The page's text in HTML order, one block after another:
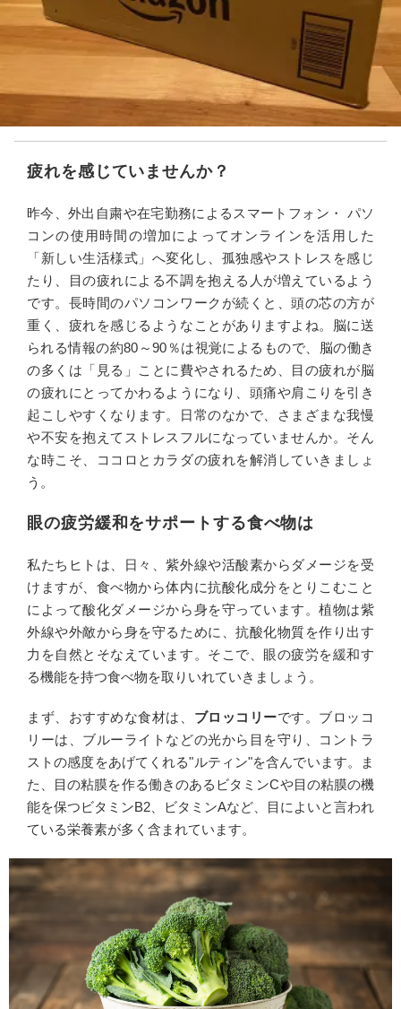
疲れを感じていませんか？
昨今、外出自粛や在宅勤務によるスマートフォン・ パソ
コンの使用時間の増加によってオンラインを活用した
「新しい生活様式」へ変化し、孤独感やストレスを感じ
たり、目の疲れによる不調を抱える人が増えているよう
です。長時間のパソコンワークが続くと、頭の芯の方が
重く、疲れを感じるようなことがありますよね。脳に送
られる情報の約80～90％は視覚によるもので、脳の働き
の多くは「見る」ことに費やされるため、目の疲れが脳
の疲れにとってかわるようになり、頭痛や肩こりを引き
起こしやすくなります。日常のなかで、さまざまな我慢
や不安を抱えてストレスフルになっていませんか。そん
な時こそ、ココロとカラダの疲れを解消していきましょ
う。
眼の疲労緩和をサポートする食べ物は
私たちヒトは、日々、紫外線や活酸素からダメージを受
けますが、食べ物から体内に抗酸化成分をとりこむこと
によって酸化ダメージから身を守っています。植物は紫
外線や外敵から身を守るために、抗酸化物質を作り出す
力を自然とそなえています。そこで、眼の疲労を緩和す
る機能を持つ食べ物を取りいれていきましょう。
まず、おすすめな食材は、 ブロッコリーです。ブロッコ
リーは、ブルーライトなどの光から目を守り、コントラ
ストの感度をあげてくれる"ルティン"を含んでいます。ま
た、目の粘膜を作る働きのあるビタミンCや目の粘膜の機
能を保つビタミンB2、ビタミンAなど、目によいと言われ
ている栄養素が多く含まれています。